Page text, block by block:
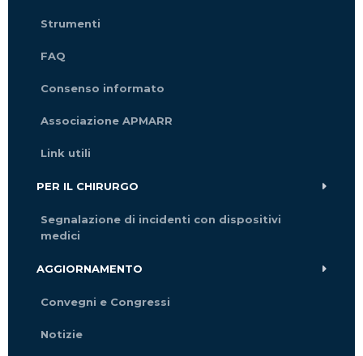
Strumenti
FAQ
Consenso informato
Associazione APMARR
Link utili
PER IL CHIRURGO
Segnalazione di incidenti con dispositivi
medici
AGGIORNAMENTO
Convegni e Congressi
Notizie